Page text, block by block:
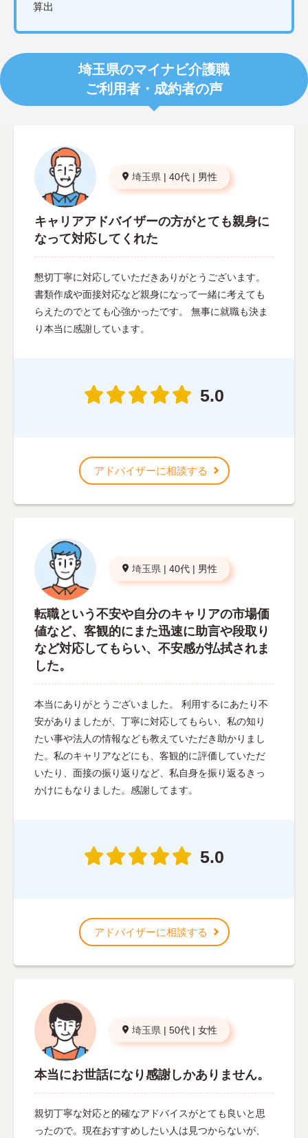
算出
埼玉県のマイナビ介護職
ご利用者・成約者の声
埼玉県 | 40代 | 男性
キャリアアドバイザーの方がとても親身に
なって対応してくれた
懇切丁寧に対応していただきありがとうございます。
書類作成や面接対応など親身になって一緒に考えても
らえたのでとても心強かったです。 無事に就職も決ま
り本当に感謝しています。
5.0
アドバイザーに相談する
埼玉県 | 40代 | 男性
転職という不安や自分のキャリアの市場価
値など、客観的にまた迅速に助言や段取り
など対応してもらい、不安感が払拭されま
した。
本当にありがとうございました。 利用するにあたり不
安がありましたが、丁寧に対応してもらい、私の知り
たい事や法人の情報なども教えていただき助かりまし
た。私のキャリアなどにも、客観的に評価していただ
いたり、面接の振り返りなど、私自身を振り返るきっ
かけにもなりました。感謝してます。
5.0
アドバイザーに相談する
埼玉県 | 50代 | 女性
本当にお世話になり感謝しかありません。
親切丁寧な対応と的確なアドバイスがとても良いと思
ったので。現在おすすめしたい人は見つからないが、